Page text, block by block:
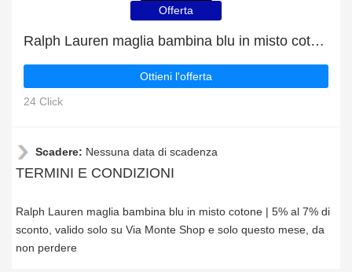
Offerta
Ralph Lauren maglia bambina blu in misto cotone | 5% al 7% di sconto
Ottieni l'offerta
24 Click
Scadere: Nessuna data di scadenza
TERMINI E CONDIZIONI
Ralph Lauren maglia bambina blu in misto cotone | 5% al 7% di
sconto, valido solo su Via Monte Shop e solo questo mese, da
non perdere